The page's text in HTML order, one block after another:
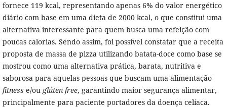
fornece 119 kcal, representando apenas 6% do valor energético
diário com base em uma dieta de 2000 kcal, o que constitui uma
alternativa interessante para quem busca uma refeição com
poucas calorias. Sendo assim, foi possível constatar que a receita
proposta de massa de pizza utilizando batata-doce como base se
mostrou como uma alternativa prática, barata, nutritiva e
saborosa para aquelas pessoas que buscam uma alimentação
fitness e/ou glúten free, garantindo maior segurança alimentar,
principalmente para paciente portadores da doença celíaca.